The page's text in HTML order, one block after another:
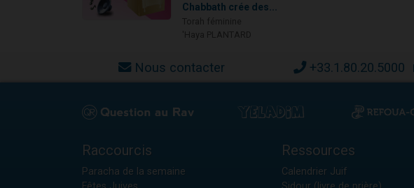
Chabbath crée des...
Nous contacter +33.1.80.20.5000
Raccourcis
Paracha de la semaine
Ressources
Calendrier Juif